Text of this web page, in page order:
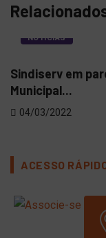
NOTÍCIAS
Sindiserv em
Municipal...
04/03/2022
ACESSO